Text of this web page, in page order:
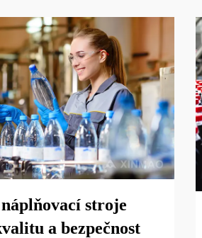
stroje
a bezpečnost